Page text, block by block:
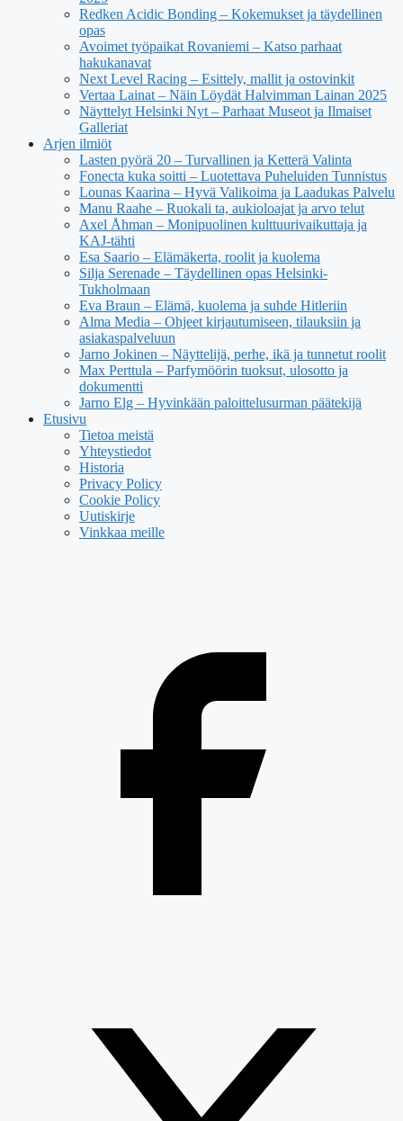
Redken Acidic Bonding – Kokemukset ja täydellinen
opas
Avoimet työpaikat Rovaniemi – Katso parhaat
hakukanavat
Next Level Racing – Esittely, mallit ja ostovinkit
Vertaa Lainat – Näin Löydät Halvimman Lainan 2025
Näyttelyt Helsinki Nyt – Parhaat Museot ja Ilmaiset
Galleriat
Arjen ilmiöt
Lasten pyörä 20 – Turvallinen ja Ketterä Valinta
Fonecta kuka soitti – Luotettava Puheluiden Tunnistus
Lounas Kaarina – Hyvä Valikoima ja Laadukas Palvelu
Manu Raahe – Ruokali ta, aukioloajat ja arvo telut
Axel Åhman – Monipuolinen kulttuurivaikuttaja ja
KAJ-tähti
Esa Saario – Elämäkerta, roolit ja kuolema
Silja Serenade – Täydellinen opas Helsinki-
Tukholmaan
Eva Braun – Elämä, kuolema ja suhde Hitleriin
Alma Media – Ohjeet kirjautumiseen, tilauksiin ja
asiakaspalveluun
Jarno Jokinen – Näyttelijä, perhe, ikä ja tunnetut roolit
Max Perttula – Parfymöörin tuoksut, ulosotto ja
dokumentti
Jarno Elg – Hyvinkään paloittelusurman päätekijä
Etusivu
Tietoa meistä
Yhteystiedot
Historia
Privacy Policy
Cookie Policy
Uutiskirje
Vinkkaa meille